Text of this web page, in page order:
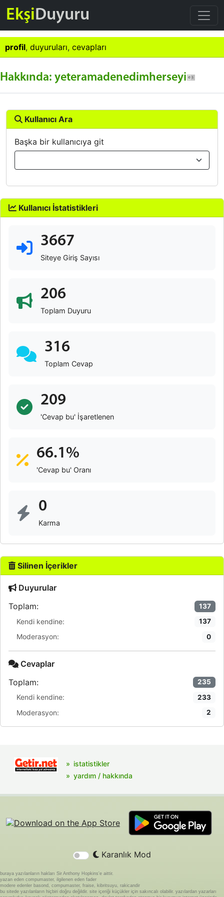
EkşiDuyuru
profil, duyuruları, cevapları
Hakkında: yeteramadenedimherseyi
Kullanıcı Ara
Başka bir kullanıcıya git
Kullanıcı İstatistikleri
3667
Siteye Giriş Sayısı
206
Toplam Duyuru
316
Toplam Cevap
209
'Cevap bu' İşaretlenen
66.1%
'Cevap bu' Oranı
0
Karma
Silinen İçerikler
Duyurular
Toplam:
137
Kendi kendine: 137
Moderasyon: 0
Cevaplar
Toplam:
235
Kendi kendine: 233
Moderasyon: 2
istatistikler
yardım / hakkında
Karanlık Mod
buraya yazılanların hakları Sir Anthony Hopkins'e aittir.
yazan eden compumaster, ilgilenen eden fader
modere edenler basond, compumaster, fraise, kibritsuyu, rakicandir
bu sitede yazılanların hiçbiri doğru değildir. site içeriği küçükler için sakıncalı olabilir. yazılardan yazarları